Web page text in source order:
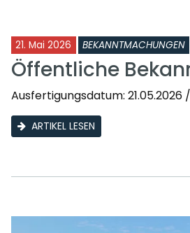
21. Mai 2026 BEKANNTMACHUNGEN
Öffentliche
Ausfertigungsdatum:
ARTIKEL LESEN